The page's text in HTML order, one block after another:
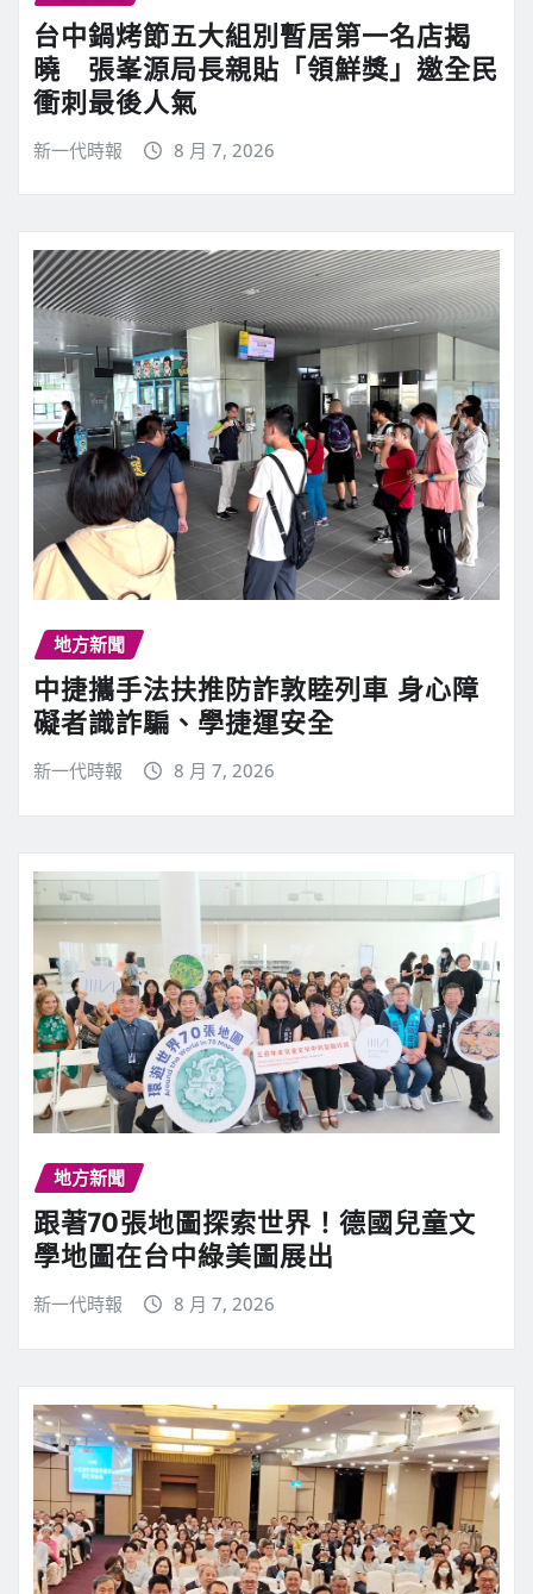
台中鍋烤節五大組別暫居第一名店揭
曉 張峯源局長親貼「領鮮獎」邀全民
衝刺最後人氣
新一代時報 8 月 7, 2026
地方新聞
中捷攜手法扶推防詐敦睦列車 身心障
礙者識詐騙、學捷運安全
新一代時報 8 月 7, 2026
地方新聞
跟著70張地圖探索世界！德國兒童文
學地圖在台中綠美圖展出
新一代時報 8 月 7, 2026